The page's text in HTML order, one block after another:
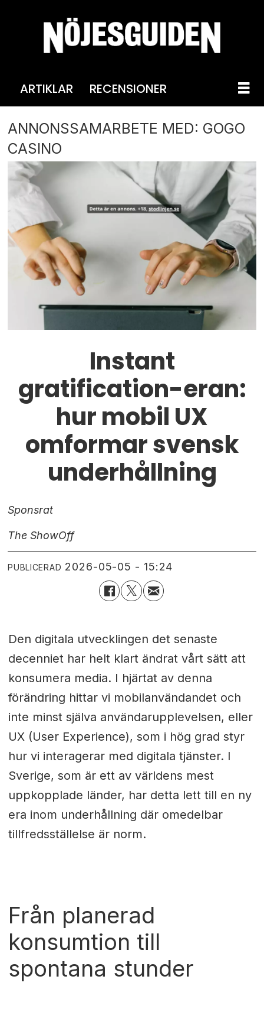
ARTIKLAR RECENSIONER
ANNONSSAMARBETE MED: GOGO
CASINO
Instant
gratification-eran:
hur mobil UX
omformar svensk
underhållning
Sponsrat
The ShowOff
PUBLICERAD 2026-05-05 - 15:24
Den digitala utvecklingen det senaste
decenniet har helt klart ändrat vårt sätt att
konsumera media. I hjärtat av denna
förändring hittar vi mobilanvändandet och
inte minst själva användarupplevelsen, eller
UX (User Experience), som i hög grad styr
hur vi interagerar med digitala tjänster. I
Sverige, som är ett av världens mest
uppkopplade länder, har detta lett till en ny
era inom underhållning där omedelbar
tillfredsställelse är norm.
Från planerad
konsumtion till
spontana stunder